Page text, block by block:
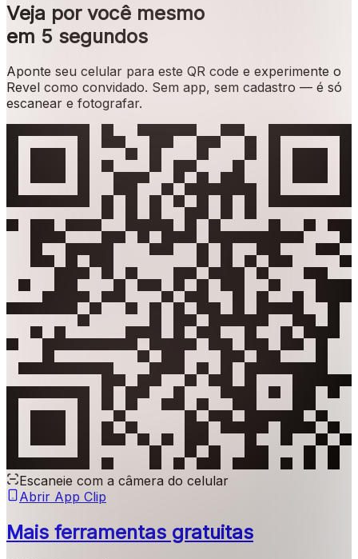
Veja por você mesmo
em 5 segundos
Aponte seu celular para este QR code e experimente o
Revel como convidado. Sem app, sem cadastro — é só
escanear e fotografar.
Escaneie com a câmera do celular
Abrir App Clip
Mais ferramentas gratuitas